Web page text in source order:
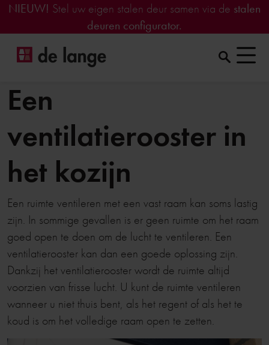
NIEUW! Stel uw eigen stalen deur samen via de stalen
deuren configurator.
Een
ventilatierooster in
het kozijn
Een ruimte ventileren met een vast raam kan soms lastig
zijn. In sommige gevallen is er geen ruimte om het raam
goed open te doen om de lucht te ventileren. Een
ventilatierooster kan dan een goede oplossing zijn.
Dankzij het ventilatierooster wordt de ruimte altijd
voorzien van frisse lucht. U kunt de ruimte ventileren
wanneer u niet thuis bent, als het regent of als het te
koud is om het volledige raam open te zetten.